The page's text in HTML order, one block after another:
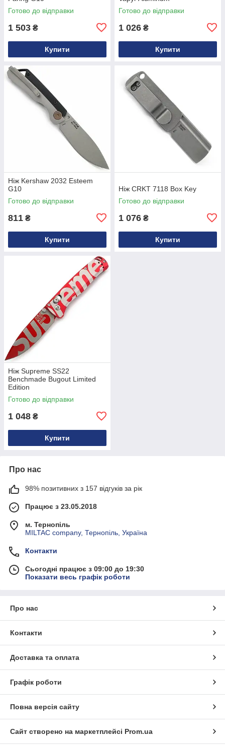
Готово до відправки
1 503 ₴
Купити
Готово до відправки
1 026 ₴
Купити
Ніж Kershaw 2032 Esteem
G10
Готово до відправки
811 ₴
Купити
Ніж CRKT 7118 Box Key
Готово до відправки
1 076 ₴
Купити
Ніж Supreme SS22
Benchmade Bugout Limited
Edition
Готово до відправки
1 048 ₴
Купити
Про нас
98% позитивних з 157 відгуків за рік
Працює з 23.05.2018
м. Тернопіль
MILTAC company, Тернопіль, Україна
Контакти
Сьогодні працює з 09:00 до 19:30
Показати весь графік роботи
Про нас
Контакти
Доставка та оплата
Графік роботи
Повна версія сайту
Сайт створено на маркетплейсі Prom.ua